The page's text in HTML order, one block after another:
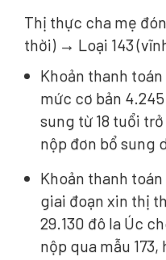
Thị thực cha mẹ
thời) → Loại 143
Khoản thanh toán
mức cơ bản
sung từ 18 tuổi
nộp đơn bổ sung
Khoản thanh
giai đoạn xin thị
29.130 đô la Úc
nộp qua mẫu